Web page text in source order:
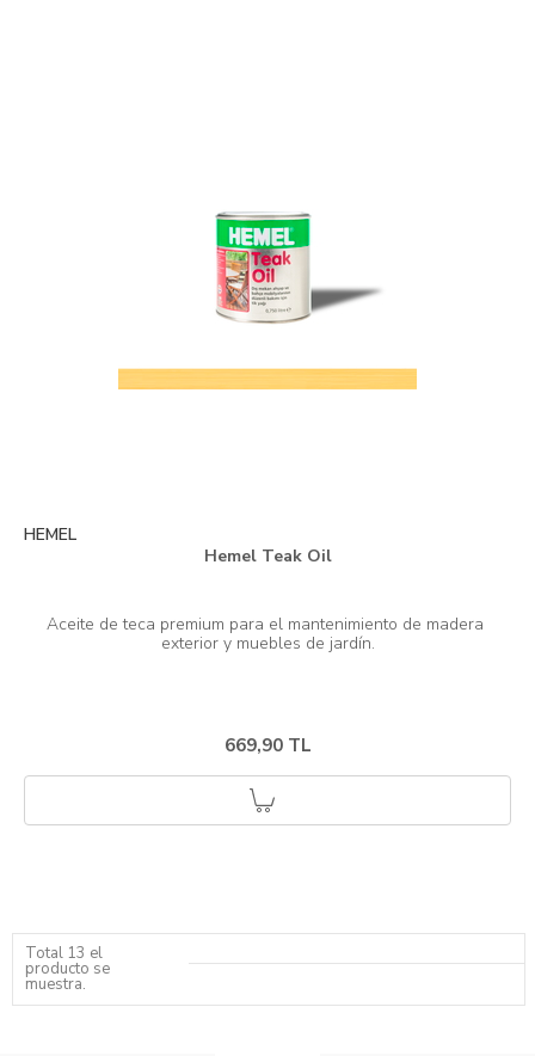
HEMEL
Hemel Teak Oil
Aceite de teca premium para el mantenimiento de madera
669,90 TL
Total 13 el
producto se
muestra.